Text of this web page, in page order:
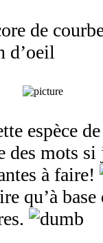
de
espèce
des mots
à faire!
qu’à base